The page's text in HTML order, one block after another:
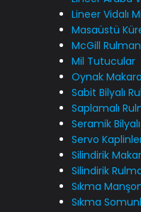
Lineer Vidalı
Masaüstü
McGill
Mil Tutucular
Oynak
Sabit Bilyalı
Saplamalı
Seramik
Servo
Silindirik
Silindirik
Sıkma
Sıkma